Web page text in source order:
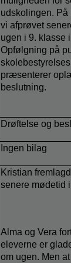
udskolingen.
vi afprøvet
ugen i 9. klasse
Opfølgning på
præsenterer
beslutning.
Drøftelse og
Ingen bilag
Kristian
senere mødetid
Alma og Vera
eleverne er
om ugen. Men at